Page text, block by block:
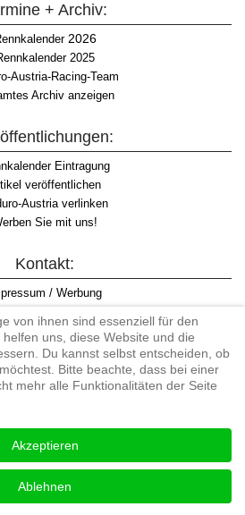
+ Archiv:
2026
2025
Austria-Racing-Team
Archiv anzeigen
Eintragung
veröffentlichen
Austria verlinken
Sie mit uns!
Kontakt:
/ Werbung
WKO
AGB
#enduroaustriaracingteam
Endurocross, Endurotraining,
Hardenduro, Extreme Enduro
von ihnen sind essenziell für den
uns, diese Website und die
Du kannst selbst entscheiden, ob
Bitte beachte, dass bei einer
mehr alle Funktionalitäten der Seite
Akzeptieren
Ablehnen